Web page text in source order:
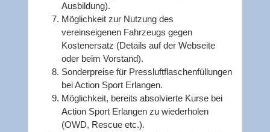
Ausbildung).
Möglichkeit zur Nutzung des
vereinseigenen Fahrzeugs gegen
Kostenersatz (Details auf der Webseite
oder beim Vorstand).
Sonderpreise für Pressluftflaschenfüllungen
bei Action Sport Erlangen.
Möglichkeit, bereits absolvierte Kurse bei
Action Sport Erlangen zu wiederholen
(OWD, Rescue etc.).